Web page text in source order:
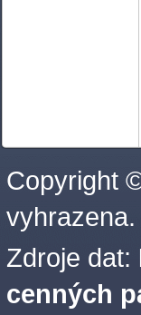
Copyright
vyhrazena.
Zdroje dat:
cenných